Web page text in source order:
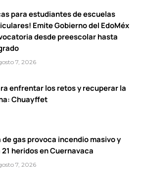
para estudiantes de escuelas
Emite Gobierno del EdoMéx
desde preescolar hasta
7, 2026
enfrentar los retos y recuperar la
Chuayffet
de gas provoca incendio masivo y
21 heridos en Cuernavaca
7, 2026